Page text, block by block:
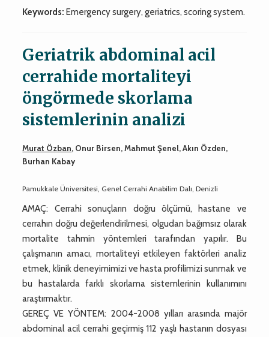
Keywords: Emergency surgery, geriatrics, scoring system.
Geriatrik abdominal acil
cerrahide mortaliteyi
öngörmede skorlama
sistemlerinin analizi
Murat Özban, Onur Birsen, Mahmut Şenel, Akın Özden,
Burhan Kabay
Pamukkale Üniversitesi, Genel Cerrahi Anabilim Dalı, Denizli
AMAÇ: Cerrahi sonuçların doğru ölçümü, hastane ve
cerrahın doğru değerlendirilmesi, olgudan bağımsız olarak
mortalite tahmin yöntemleri tarafından yapılır. Bu
çalışmanın amacı, mortaliteyi etkileyen faktörleri analiz
etmek, klinik deneyimimizi ve hasta profilimizi sunmak ve
bu hastalarda farklı skorlama sistemlerinin kullanımını
araştırmaktır.
GEREÇ VE YÖNTEM: 2004-2008 yılları arasında majör
abdominal acil cerrahi geçirmiş 112 yaşlı hastanın dosyası